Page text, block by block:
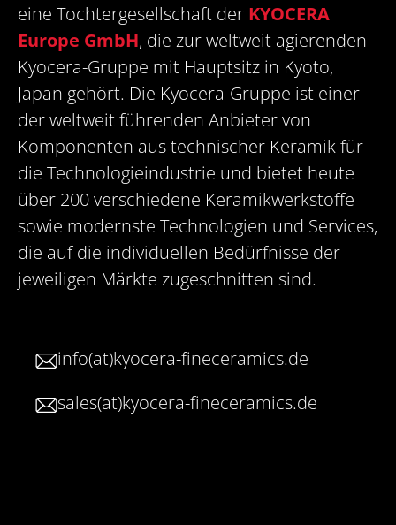
eine Tochtergesellschaft der KYOCERA
Europe GmbH, die zur weltweit agierenden
Kyocera-Gruppe mit Hauptsitz in Kyoto,
Japan gehört. Die Kyocera-Gruppe ist einer
der weltweit führenden Anbieter von
Komponenten aus technischer Keramik für
die Technologieindustrie und bietet heute
über 200 verschiedene Keramikwerkstoffe
sowie modernste Technologien und Services,
die auf die individuellen Bedürfnisse der
jeweiligen Märkte zugeschnitten sind.
info(at)kyocera-fineceramics.de
sales(at)kyocera-fineceramics.de